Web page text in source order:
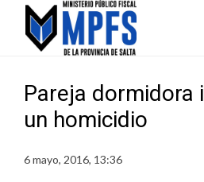
Pareja dormidora
un homicidio
6 mayo, 2016, 13:36